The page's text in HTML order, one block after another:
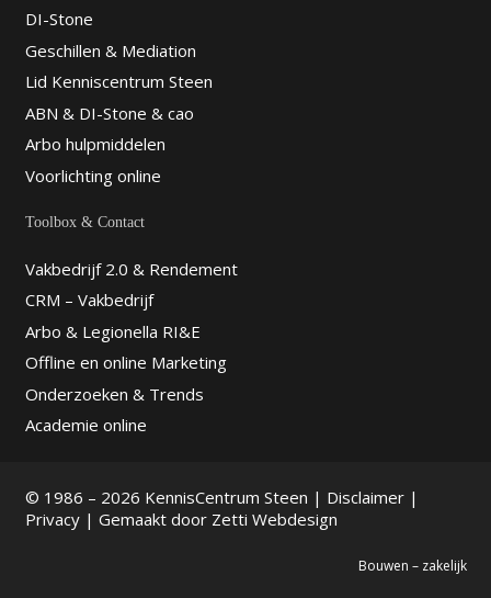
DI-Stone
Geschillen & Mediation
Lid Kenniscentrum Steen
ABN & DI-Stone & cao
Arbo hulpmiddelen
Voorlichting online
Toolbox & Contact
Vakbedrijf 2.0 & Rendement
CRM – Vakbedrijf
Arbo & Legionella RI&E
Offline en online Marketing
Onderzoeken & Trends
Academie online
© 1986 – 2026 KennisCentrum Steen | Disclaimer|
Privacy| Gemaakt door Zetti Webdesign
Bouwen – zakelijk